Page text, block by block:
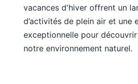
vacances d'hiver offrent un
d’activités de plein air et une
exceptionnelle pour
notre environnement naturel.